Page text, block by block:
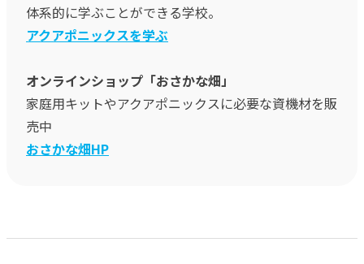
体系的に学ぶことができる学校。
アクアポニックスを学ぶ
オンラインショップ「おさかな畑」
家庭用キットやアクアポニックスに必要な資機材を販
売中
おさかな畑HP